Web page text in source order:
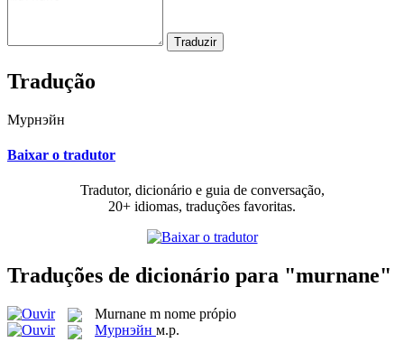
Tradução
Мурнэйн
Baixar o tradutor
Tradutor, dicionário e guia de conversação,
20+ idiomas, traduções favoritas.
Traduções de dicionário para "murnane"
Murnane m nome própio
Мурнэйн м.р.